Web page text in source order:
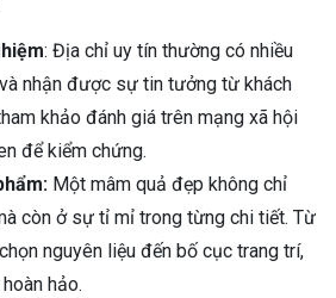
: Địa chỉ uy tín thường có nhiều
nhận được sự tin tưởng từ khách
khảo đánh giá trên mạng xã hội
để kiểm chứng.
Một mâm quả đẹp không chỉ
còn ở sự tỉ mỉ trong từng chi tiết. Từ
nguyên liệu đến bố cục trang trí,
hảo.